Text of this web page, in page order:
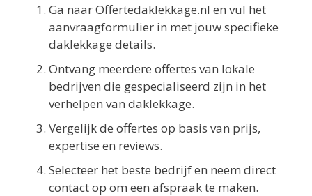
Ga naar Offertedaklekkage.nl en vul het
aanvraagformulier in met jouw specifieke
daklekkage details.
Ontvang meerdere offertes van lokale
bedrijven die gespecialiseerd zijn in het
verhelpen van daklekkage.
Vergelijk de offertes op basis van prijs,
expertise en reviews.
Selecteer het beste bedrijf en neem direct
contact op om een afspraak te maken.